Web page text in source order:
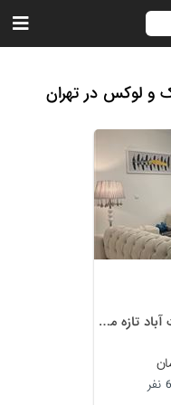
و لوکس در تهران
اجاره آپارتمان مبله سعادت آباد تازه مبله شده